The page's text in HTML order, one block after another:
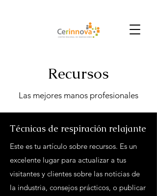
Recursos
Las mejores manos profesionales
Técnicas de respiración relajante
Este es tu artículo sobre recursos. Es un
excelente lugar para actualizar a tus
visitantes y clientes sobre las noticias de
la industria, consejos prácticos, o publicar